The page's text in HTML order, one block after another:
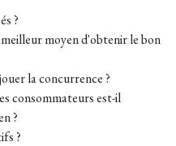
?
moyen d'obtenir le bon
la concurrence ?
consommateurs est-il
?
?